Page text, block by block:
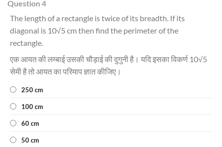
Question 4
The length of a rectangle is twice of its breadth. If its
diagonal is 10√5 cm then find the perimeter of the
rectangle.
एक आयत की लम्बाई उसकी चौड़ाई की दुगुनी है। यदि इसका विकर्ण 10√5
सेमी है तो आयत का परिमाप ज्ञात कीजिए।
250 cm
100 cm
60 cm
50 cm